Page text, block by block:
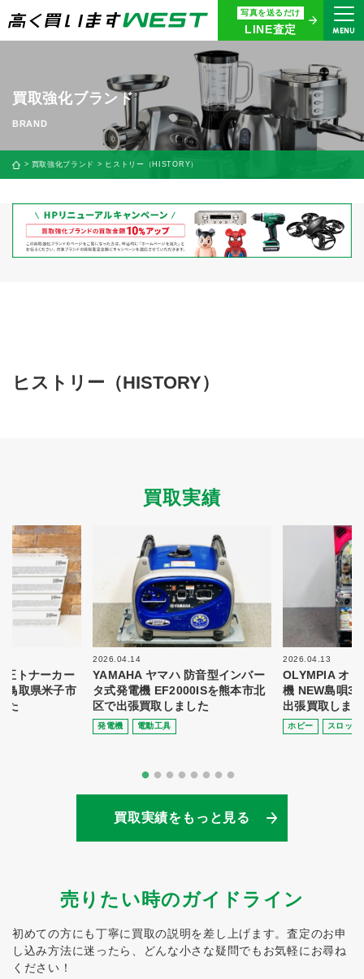
写真を送るだけ
LINE査定 MENU
まずはお気軽にお問い合わせ・
査定をご依頼ください
買取専用ダイヤル
0120-914-094
9:00〜18:30(年中無休)
24時間365日受付
買取に関する質問や相談もすぐにできて便利
簡単操作！LINE査定
新着情報
プライバシーポリシー
規約・同意書
本人確認書類アップロード
梱包
ガイド
法人の
お客様へ
買取強化ブランド
買取強化ブランド ヒストリー（HISTORY）
ヒストリー（HISTORY）
買取実績
トナーカー
鳥取県米子市
た
2026.04.14
YAMAHA ヤマハ 防音型インバー
タ式発電機 EF2000ISを熊本市北
区で出張買取しました
発電機 電動⼯具
2026.04.13
OLYMPIA オ
機 NEW島唄
出張買取しま
ホビー スロット
買取実績をもっと見る
売りたい時のガイドライン
初めての方にも丁寧に買取の説明を差し上げます。査定のお申
し込み方法に迷ったら、どんな小さな疑問でもお気軽にお尋ね
ください！